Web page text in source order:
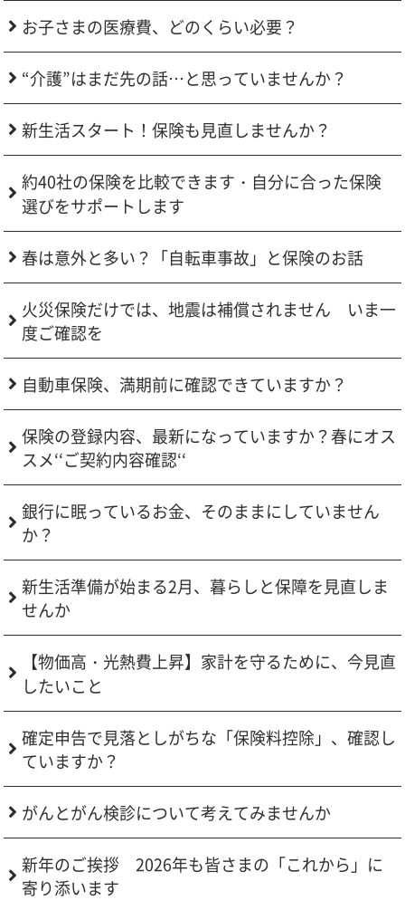
お子さまの医療費、どのくらい必要？
“介護”はまだ先の話…と思っていませんか？
新生活スタート！保険も見直しませんか？
約40社の保険を比較できます・自分に合った保険
選びをサポートします
春は意外と多い？「自転車事故」と保険のお話
火災保険だけでは、地震は補償されません いま一
度ご確認を
自動車保険、満期前に確認できていますか？
保険の登録内容、最新になっていますか？春にオス
スメ‘‘ご契約内容確認‘‘
銀行に眠っているお金、そのままにしていません
か？
新生活準備が始まる2月、暮らしと保障を見直しま
せんか
【物価高・光熱費上昇】家計を守るために、今見直
したいこと
確定申告で見落としがちな「保険料控除」、確認し
ていますか？
がんとがん検診について考えてみませんか
新年のご挨拶 2026年も皆さまの「これから」に
寄り添います